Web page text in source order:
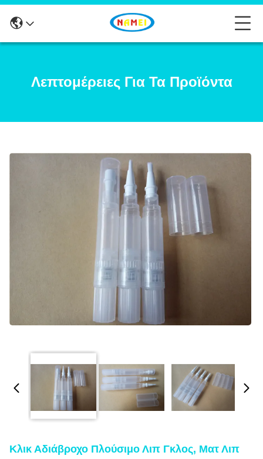
Λεπτομέρειες Για Τα Προϊόντα
Κλικ Αδιάβροχο Πλούσιμο Λιπ Γκλος, Ματ Λιπ